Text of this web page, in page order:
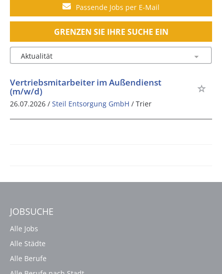
Passende Jobs per E-Mail
GRENZEN SIE IHRE SUCHE EIN
Vertriebsmitarbeiter im Außendienst
(m/w/d)
26.07.2026 / Steil Entsorgung GmbH / Trier
JOBSUCHE
Alle Jobs
Alle Städte
Alle Berufe